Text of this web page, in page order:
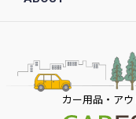
カー用品・ア